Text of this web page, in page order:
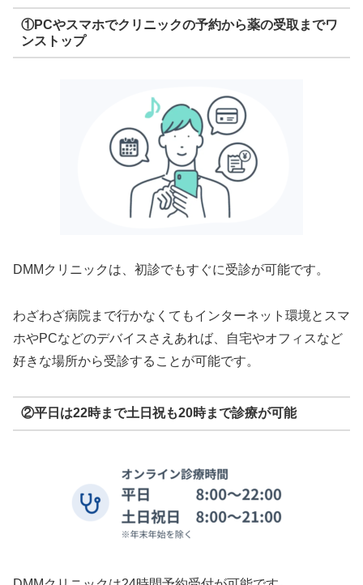
①PCやスマホでクリニックの予約から薬の受取までワ
ンストップ
DMMクリニックは、初診でもすぐに受診が可能です。
わざわざ病院まで行かなくてもインターネット環境とスマ
ホやPCなどのデバイスさえあれば、自宅やオフィスなど
好きな場所から受診することが可能です。
②平日は22時まで土日祝も20時まで診療が可能